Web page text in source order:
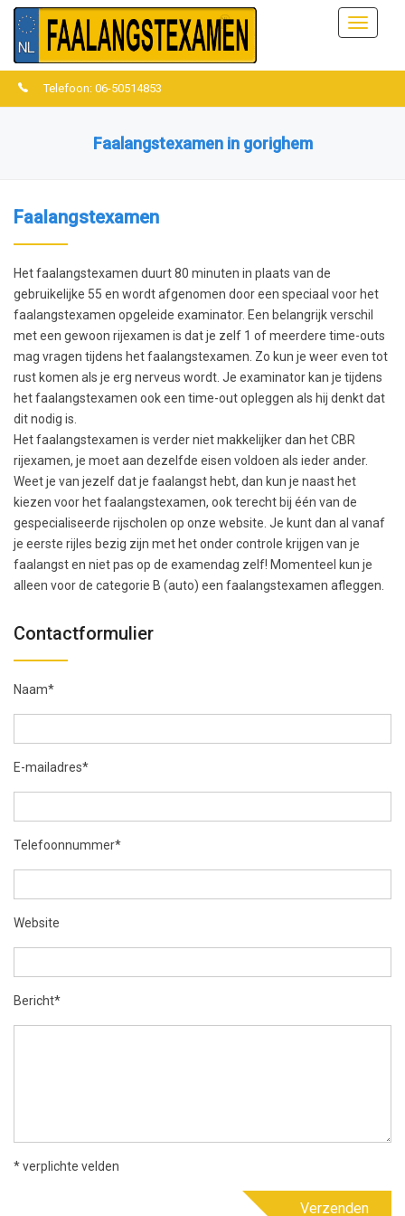
Menu
Telefoon: 06-50514853
Faalangstexamen in gorighem
Faalangstexamen
Het faalangstexamen duurt 80 minuten in plaats van de
gebruikelijke 55 en wordt afgenomen door een speciaal voor het
faalangstexamen opgeleide examinator. Een belangrijk verschil
met een gewoon rijexamen is dat je zelf 1 of meerdere time-outs
mag vragen tijdens het faalangstexamen. Zo kun je weer even tot
rust komen als je erg nerveus wordt. Je examinator kan je tijdens
het faalangstexamen ook een time-out opleggen als hij denkt dat
dit nodig is.
Het faalangstexamen is verder niet makkelijker dan het CBR
rijexamen, je moet aan dezelfde eisen voldoen als ieder ander.
Weet je van jezelf dat je faalangst hebt, dan kun je naast het
kiezen voor het faalangstexamen, ook terecht bij één van de
gespecialiseerde rijscholen op onze website. Je kunt dan al vanaf
je eerste rijles bezig zijn met het onder controle krijgen van je
faalangst en niet pas op de examendag zelf! Momenteel kun je
alleen voor de categorie B (auto) een faalangstexamen afleggen.
Contactformulier
Naam*
E-mailadres*
Telefoonnummer*
Website
Bericht*
* verplichte velden